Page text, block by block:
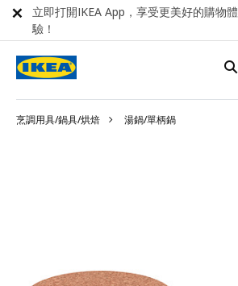
烹調用具/鍋具/烘焙 湯鍋/單柄鍋
立即打開IKEA App，享受更美好的購物體
驗！